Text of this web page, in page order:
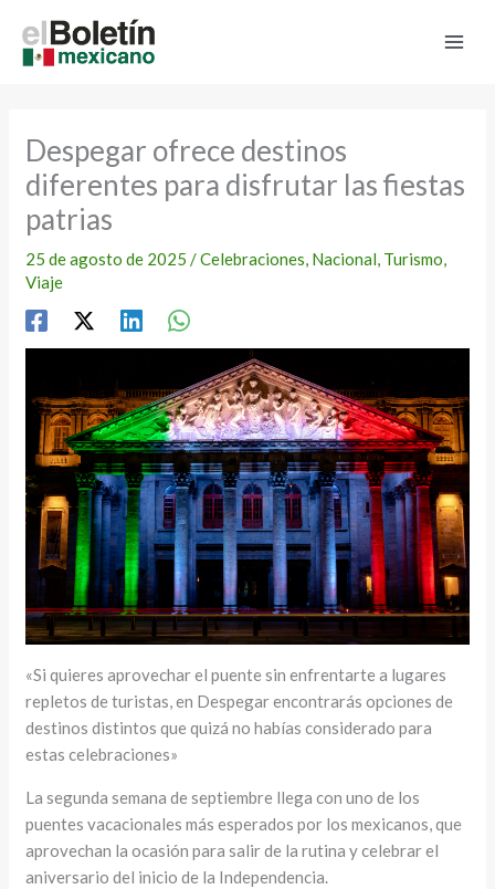
contenido
Despegar ofrece destinos
diferentes para disfrutar las fiestas
patrias
25 de agosto de 2025/Celebraciones, Nacional, Turismo,
Viaje
«Si quieres aprovechar el puente sin enfrentarte a lugares
repletos de turistas, en Despegar encontrarás opciones de
destinos distintos que quizá no habías considerado para
estas celebraciones»
La segunda semana de septiembre llega con uno de los
puentes vacacionales más esperados por los mexicanos, que
aprovechan la ocasión para salir de la rutina y celebrar el
aniversario del inicio de la Independencia.